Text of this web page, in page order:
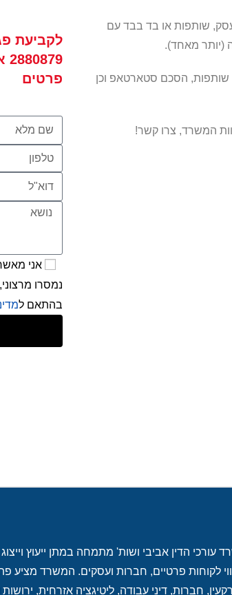
שותפות או בד בבד עם
מאחד).
הסכם סטארטאפ וכן
המשרד, צרו קשר!
לקביעת
2880879
פרטים
אני
נמסרו
בהתאם ל
עורכי הדין אביבי ושות' מתמחה במתן ייעוץ
לקוחות פרטיים, חברות ועסקים. המשרד
חברות, דיני עבודה, ליטיגציה אזרחית, ירושות